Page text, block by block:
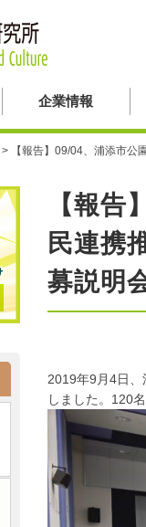
企業情報
> 【報告】09/04、浦添市
【報
民連携
募説明
2019年9月4日
しました。120